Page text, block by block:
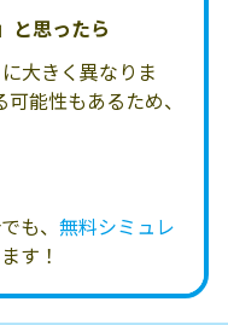
と思ったら
大きく異なりま
能性もあるため、
も、 無料シミュレ
す！